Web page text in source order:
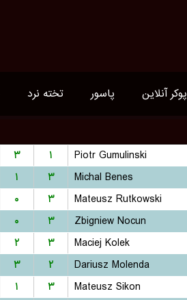
پوکر آنلاین پاسور تخته نرد
۳ ۱ Piotr Gumulinski
۱ ۳ Michal Benes
۰ ۳ Mateusz Rutkowski
۰ ۳ Zbigniew Nocun
۲ ۳ Maciej Kolek
۳ ۲ Dariusz Molenda
۱ ۳ Mateusz Sikon